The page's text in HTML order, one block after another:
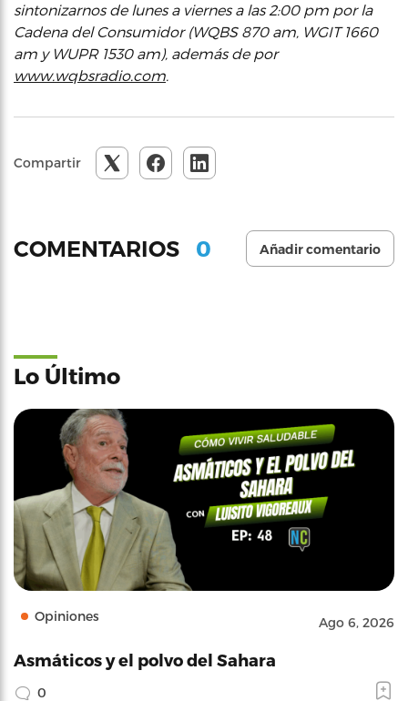
sintonizarnos de lunes a viernes a las 2:00 pm por la
Cadena del Consumidor (WQBS 870 am, WGIT 1660
am y WUPR 1530 am), además de por
www.wqbsradio.com.
Compartir
COMENTARIOS 0 Añadir comentario
Lo Último
Opiniones Ago 6, 2026
Asmáticos y el polvo del Sahara
0